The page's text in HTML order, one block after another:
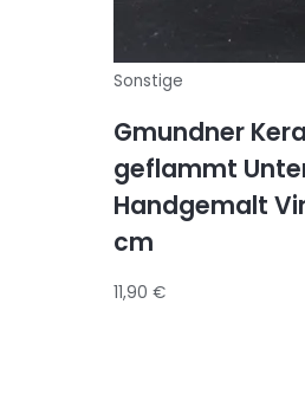
Sonstige
Gmundner
geflammt
Handgemalt
cm
11,90€